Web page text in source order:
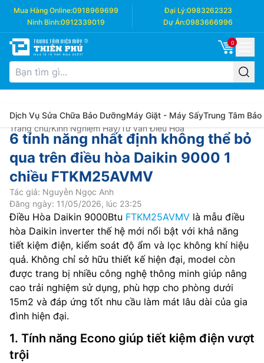
Mua Hàng Online:0918969699 Đại Lý:0983262323
Ninh Bình:0912339019 Dự Án:0983666996
0
Dịch Vụ Sửa Chữa Bảo DưỡngMáy Giặt - Máy SấyTrung Tâm Bảo
Trang chủ/Kinh Nghiệm Hay/Tư vấn Điều Hòa
6 tính năng nhất định không thể bỏ
qua trên điều hòa Daikin 9000 1
chiều FTKM25AVMV
Tác giả: Nguyễn Ngọc Anh
Đăng ngày: 11/05/2026, lúc 23:25
Điều Hòa Daikin 9000Btu FTKM25AVMV là mẫu điều
hòa Daikin inverter thế hệ mới nổi bật với khả năng
tiết kiệm điện, kiểm soát độ ẩm và lọc không khí hiệu
quả. Không chỉ sở hữu thiết kế hiện đại, model còn
được trang bị nhiều công nghệ thông minh giúp nâng
cao trải nghiệm sử dụng, phù hợp cho phòng dưới
15m2 và đáp ứng tốt nhu cầu làm mát lâu dài của gia
đình hiện đại.
1. Tính năng Econo giúp tiết kiệm điện vượt
trội